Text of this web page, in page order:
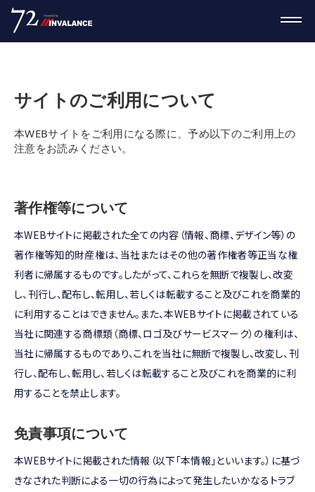
サイトのご利用について
本WEBサイトをご利用になる際に、予め以下のご利用上の
注意をお読みください。
著作権等について
本WEBサイトに掲載された全ての内容（情報、商標、デザイン等）の
著作権等知的財産権は、当社またはその他の著作権者等正当な権
利者に帰属するものです。したがって、これらを無断で複製し、改変
し、刊行し、配布し、転用し、若しくは転載すること及びこれを商業的
に利用することはできません。また、本WEBサイトに掲載されている
当社に関連する商標類（商標、ロゴ及びサービスマーク）の権利は、
当社に帰属するものであり、これを当社に無断で複製し、改変し、刊
行し、配布し、転用し、若しくは転載すること及びこれを商業的に利
用することを禁止します。
免責事項について
本WEBサイトに掲載された情報（以下「本情報」といいます。）に基づ
きなされた判断による一切の行為によって発生したいかなるトラブ